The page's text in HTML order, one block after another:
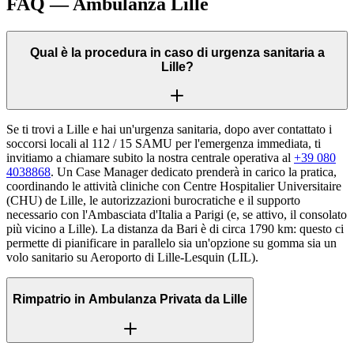
FAQ — Ambulanza Lille
Qual è la procedura in caso di urgenza sanitaria a
Lille?
Se ti trovi a Lille e hai un'urgenza sanitaria, dopo aver contattato i
soccorsi locali al 112 / 15 SAMU per l'emergenza immediata, ti
invitiamo a chiamare subito la nostra centrale operativa al +39 080
4038868. Un Case Manager dedicato prenderà in carico la pratica,
coordinando le attività cliniche con Centre Hospitalier Universitaire
(CHU) de Lille, le autorizzazioni burocratiche e il supporto
necessario con l'Ambasciata d'Italia a Parigi (e, se attivo, il consolato
più vicino a Lille). La distanza da Bari è di circa 1790 km: questo ci
permette di pianificare in parallelo sia un'opzione su gomma sia un
volo sanitario su Aeroporto di Lille-Lesquin (LIL).
Rimpatrio in Ambulanza Privata da Lille